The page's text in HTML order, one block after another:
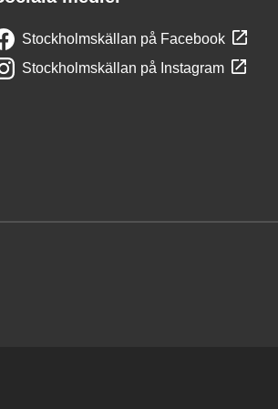
Stockholmskällan på Facebook
Stockholmskällan på Instagram